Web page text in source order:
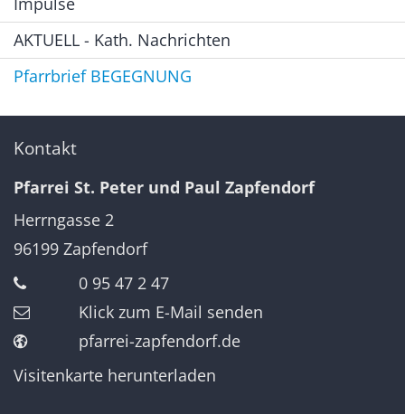
AKTUELL - Kath. Nachrichten
Pfarrbrief BEGEGNUNG
Kontakt
Pfarrei St. Peter und Paul Zapfendorf
Herrngasse 2
96199 Zapfendorf
0 95 47 2 47
Klick zum E-Mail senden
pfarrei-zapfendorf.de
Visitenkarte herunterladen